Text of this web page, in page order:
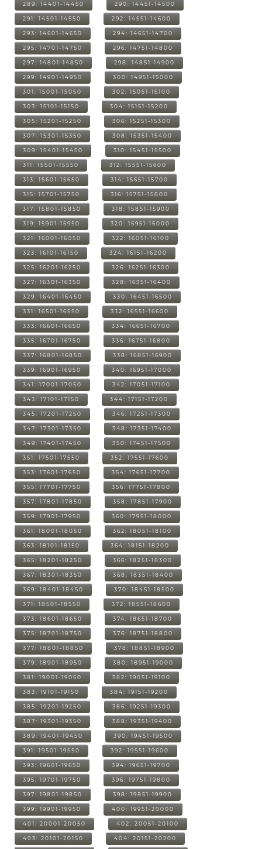
289: 14401-14450 290: 14451-14500
291: 14501-14550 292: 14551-14600
293: 14601-14650 294: 14651-14700
295: 14701-14750 296: 14751-14800
297: 14801-14850 298: 14851-14900
299: 14901-14950 300: 14951-15000
301: 15001-15050 302: 15051-15100
303: 15101-15150 304: 15151-15200
305: 15201-15250 306: 15251-15300
307: 15301-15350 308: 15351-15400
309: 15401-15450 310: 15451-15500
311: 15501-15550 312: 15551-15600
313: 15601-15650 314: 15651-15700
315: 15701-15750 316: 15751-15800
317: 15801-15850 318: 15851-15900
319: 15901-15950 320: 15951-16000
321: 16001-16050 322: 16051-16100
323: 16101-16150 324: 16151-16200
325: 16201-16250 326: 16251-16300
327: 16301-16350 328: 16351-16400
329: 16401-16450 330: 16451-16500
331: 16501-16550 332: 16551-16600
333: 16601-16650 334: 16651-16700
335: 16701-16750 336: 16751-16800
337: 16801-16850 338: 16851-16900
339: 16901-16950 340: 16951-17000
341: 17001-17050 342: 17051-17100
343: 17101-17150 344: 17151-17200
345: 17201-17250 346: 17251-17300
347: 17301-17350 348: 17351-17400
349: 17401-17450 350: 17451-17500
351: 17501-17550 352: 17551-17600
353: 17601-17650 354: 17651-17700
355: 17701-17750 356: 17751-17800
357: 17801-17850 358: 17851-17900
359: 17901-17950 360: 17951-18000
361: 18001-18050 362: 18051-18100
363: 18101-18150 364: 18151-18200
365: 18201-18250 366: 18251-18300
367: 18301-18350 368: 18351-18400
369: 18401-18450 370: 18451-18500
371: 18501-18550 372: 18551-18600
373: 18601-18650 374: 18651-18700
375: 18701-18750 376: 18751-18800
377: 18801-18850 378: 18851-18900
379: 18901-18950 380: 18951-19000
381: 19001-19050 382: 19051-19100
383: 19101-19150 384: 19151-19200
385: 19201-19250 386: 19251-19300
387: 19301-19350 388: 19351-19400
389: 19401-19450 390: 19451-19500
391: 19501-19550 392: 19551-19600
393: 19601-19650 394: 19651-19700
395: 19701-19750 396: 19751-19800
397: 19801-19850 398: 19851-19900
399: 19901-19950 400: 19951-20000
401: 20001-20050 402: 20051-20100
403: 20101-20150 404: 20151-20200